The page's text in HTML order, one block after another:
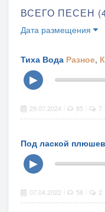
ВСЕГО ПЕСЕН
Дата размещения
Тиха Вода Разное,
▶
29.07.2024 85 7
Под лаской
▶
07.04.2022 58 2